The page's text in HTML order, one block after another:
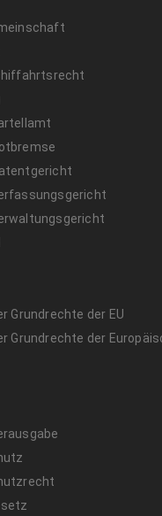
Grundrechte der EU
Grundrechte der